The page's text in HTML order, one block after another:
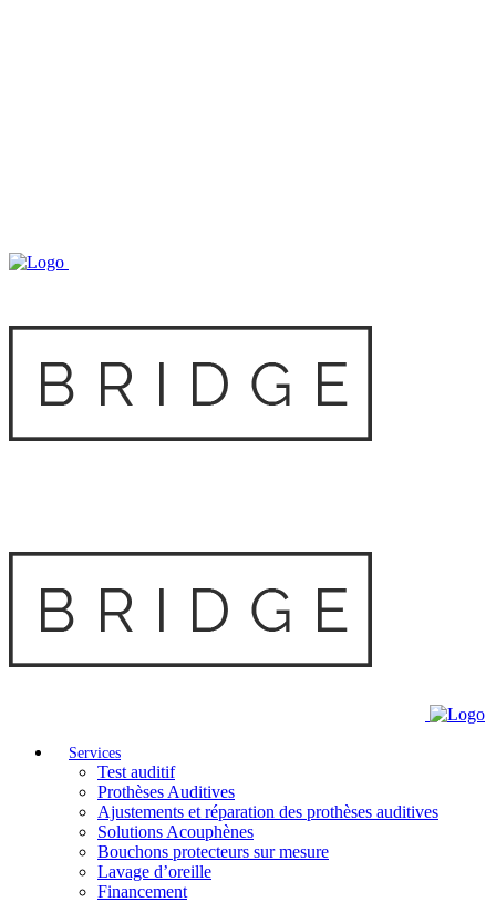
Services
Test auditif
Prothèses Auditives
Ajustements et réparation des prothèses auditives
Solutions Acouphènes
Bouchons protecteurs sur mesure
Lavage d’oreille
Financement